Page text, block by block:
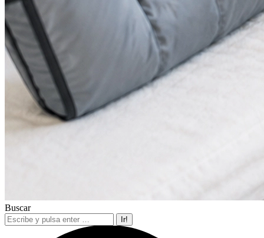
Buscar
Buscar: